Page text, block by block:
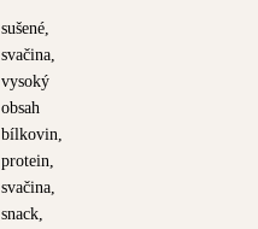
sušené,
svačina,
vysoký
obsah
bílkovin,
protein,
svačina,
snack,